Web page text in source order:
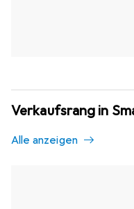
Verkaufsrang in
Alle anzeigen